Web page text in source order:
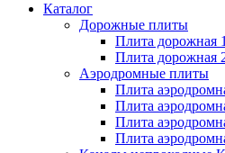
Каталог
Дорожные плиты
Плита дорожная
Плита дорожная
Аэродромные плиты
Плита
Плита
Плита
Плита